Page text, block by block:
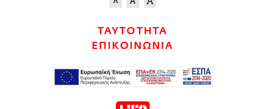
ΤΑΥΤΟΤΗΤΑ
ΕΠΙΚΟΙΝΩΝΙΑ